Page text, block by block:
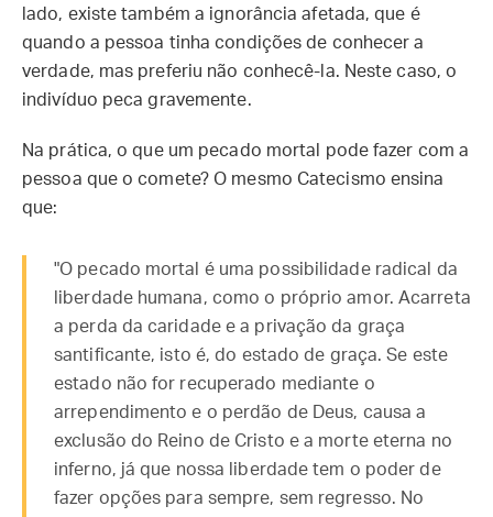
lado, existe também a ignorância afetada, que é
quando a pessoa tinha condições de conhecer a
verdade, mas preferiu não conhecê-la. Neste caso, o
indivíduo peca gravemente.
Na prática, o que um pecado mortal pode fazer com a
pessoa que o comete? O mesmo Catecismo ensina
que:
"O pecado mortal é uma possibilidade radical da
liberdade humana, como o próprio amor. Acarreta
a perda da caridade e a privação da graça
santificante, isto é, do estado de graça. Se este
estado não for recuperado mediante o
arrependimento e o perdão de Deus, causa a
exclusão do Reino de Cristo e a morte eterna no
inferno, já que nossa liberdade tem o poder de
fazer opções para sempre, sem regresso. No